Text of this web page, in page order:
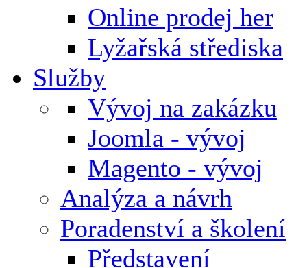
Online prodej her
Lyžařská střediska
Služby
Vývoj na zakázku
Joomla - vývoj
Magento - vývoj
Analýza a návrh
Poradenství a školení
Představení